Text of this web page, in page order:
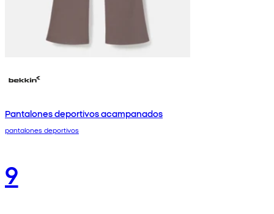
Pantalones deportivos acampanados
pantalones deportivos
9